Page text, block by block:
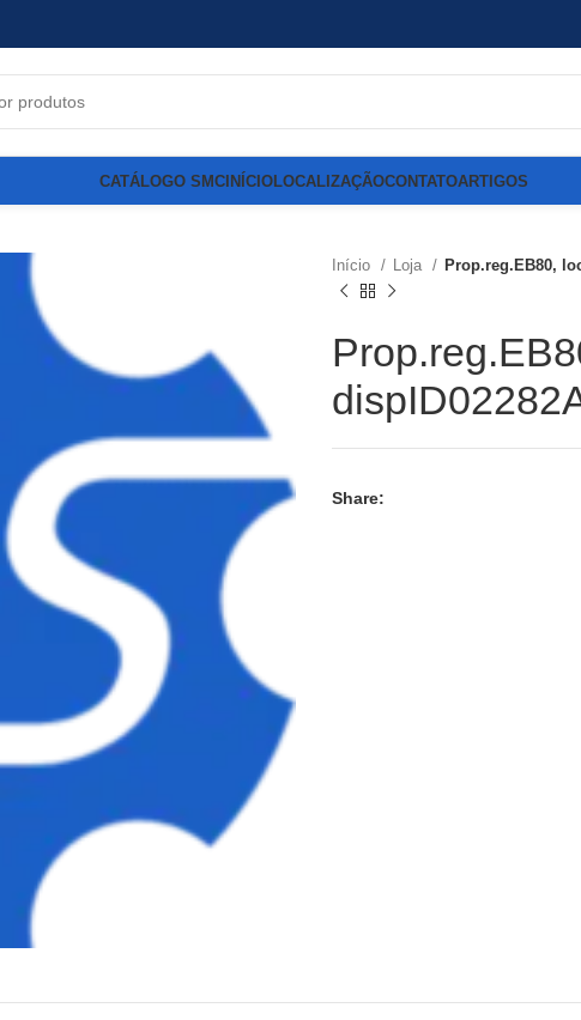
CATÁLOGO SMCINÍCIOLOCALIZAÇÃOCONTATOARTIGOS
Início Loja Prop.reg.EB80,
Share: